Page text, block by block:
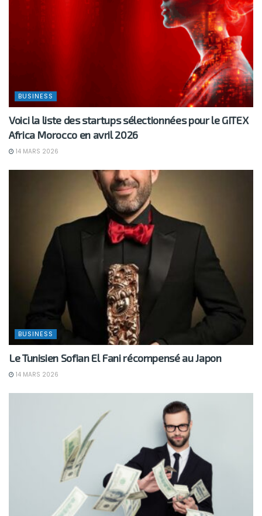
BUSINESS
Voici la liste des startups sélectionnées pour le GITEX
Africa Morocco en avril 2026
14 MARS 2026
BUSINESS
Le Tunisien Sofian El Fani récompensé au Japon
14 MARS 2026